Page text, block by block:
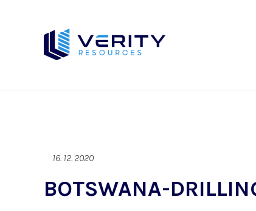
16. 12. 2020
BOTSWANA-